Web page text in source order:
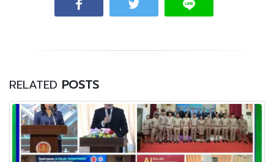
RELATED POSTS